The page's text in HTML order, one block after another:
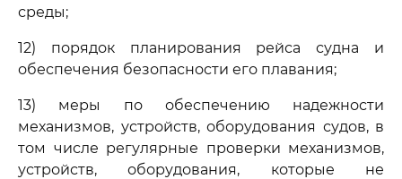
среды;
12) порядок планирования рейса судна и
обеспечения безопасности его плавания;
13) меры по обеспечению надежности
механизмов, устройств, оборудования судов, в
том числе регулярные проверки механизмов,
устройств, оборудования, которые не